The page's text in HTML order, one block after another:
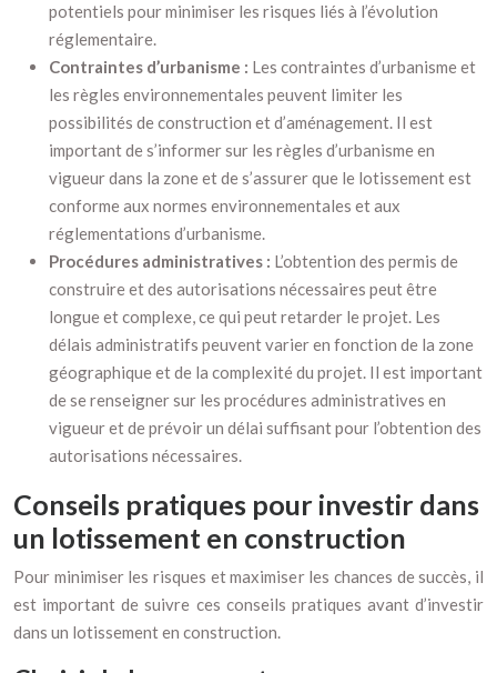
potentiels pour minimiser les risques liés à l’évolution
réglementaire.
Contraintes d’urbanisme : Les contraintes d’urbanisme et
les règles environnementales peuvent limiter les
possibilités de construction et d’aménagement. Il est
important de s’informer sur les règles d’urbanisme en
vigueur dans la zone et de s’assurer que le lotissement est
conforme aux normes environnementales et aux
réglementations d’urbanisme.
Procédures administratives : L’obtention des permis de
construire et des autorisations nécessaires peut être
longue et complexe, ce qui peut retarder le projet. Les
délais administratifs peuvent varier en fonction de la zone
géographique et de la complexité du projet. Il est important
de se renseigner sur les procédures administratives en
vigueur et de prévoir un délai suffisant pour l’obtention des
autorisations nécessaires.
Conseils pratiques pour investir dans
un lotissement en construction
Pour minimiser les risques et maximiser les chances de succès, il
est important de suivre ces conseils pratiques avant d’investir
dans un lotissement en construction.